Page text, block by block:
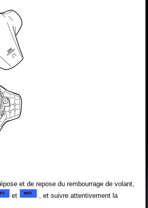
et de repose du rembourrage de volant,
et
, et suivre attentivement la